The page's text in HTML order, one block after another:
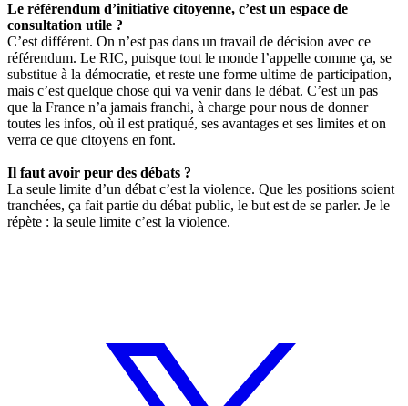
Le référendum d’initiative citoyenne, c’est un espace de
consultation utile ?
C’est différent. On n’est pas dans un travail de décision avec ce
référendum. Le RIC, puisque tout le monde l’appelle comme ça, se
substitue à la démocratie, et reste une forme ultime de participation,
mais c’est quelque chose qui va venir dans le débat. C’est un pas
que la France n’a jamais franchi, à charge pour nous de donner
toutes les infos, où il est pratiqué, ses avantages et ses limites et on
verra ce que citoyens en font.
Il faut avoir peur des débats ?
La seule limite d’un débat c’est la violence. Que les positions soient
tranchées, ça fait partie du débat public, le but est de se parler. Je le
répète : la seule limite c’est la violence.